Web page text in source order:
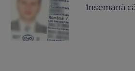
însemană